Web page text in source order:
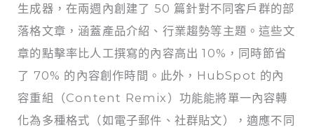
生成器，在兩週內創建了 50 篇針對不同客戶群的部
落格文章，涵蓋產品介紹、行業趨勢等主題。這些文
章的點擊率比人工撰寫的內容高出 10%，同時節省
了 70% 的內容創作時間。此外，HubSpot 的內
容重組（Content Remix）功能能將單一內容轉
化為多種格式（如電子郵件、社群貼文），適應不同